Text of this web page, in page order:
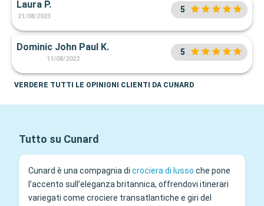
Laura P.
21/08/2023
5
Dominic John Paul K.
11/08/2022
5
VERDERE TUTTI LE OPINIONI CLIENTI DA CUNARD
Tutto su Cunard
Cunard è una compagnia di crociera di lusso che pone
l’accento sull’eleganza britannica, offrendovi itinerari
variegati come crociere transatlantiche e giri del